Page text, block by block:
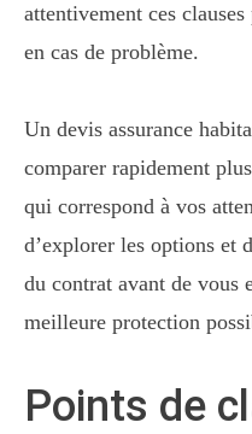
attentivement ces
en cas de problème.
Un devis assurance
comparer rapidement
qui correspond à vos
d’explorer les options et
du contrat avant de vous
meilleure protection
Points de